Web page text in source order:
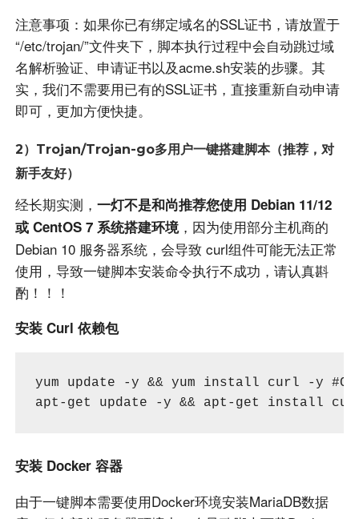
注意事项：如果你已有绑定域名的SSL证书，请放置于
“/etc/trojan/”文件夹下，脚本执行过程中会自动跳过域
名解析验证、申请证书以及acme.sh安装的步骤。其
实，我们不需要用已有的SSL证书，直接重新自动申请
即可，更加方便快捷。
2）Trojan/Trojan-go多用户一键搭建脚本（推荐，对
新手友好）
经长期实测， 一灯不是和尚推荐您使用 Debian 11/12
或 CentOS 7 系统搭建环境，因为使用部分主机商的
Debian 10 服务器系统，会导致 curl组件可能无法正常
使用，导致一键脚本安装命令执行不成功，请认真斟
酌！！！
安装 Curl 依赖包
yum update -y && yum install curl -y
apt-get update -y && apt-get install curl
安装 Docker 容器
由于一键脚本需要使用Docker环境安装MariaDB数据